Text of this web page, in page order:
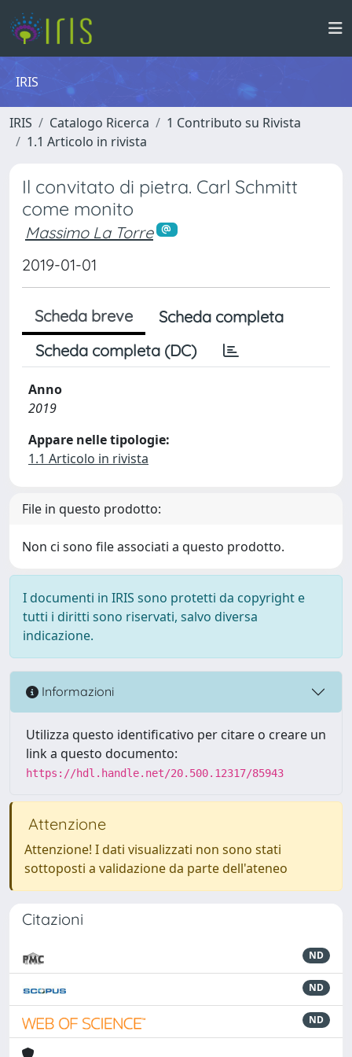
IRIS
IRIS Catalogo Ricerca
1 Contributo su Rivista
1.1 Articolo in rivista
Il convitato di pietra. Carl Schmitt
come monito
Massimo La Torre
2019-01-01
Scheda breve
Scheda completa
Scheda completa (DC)
Anno
2019
Appare nelle tipologie:
1.1 Articolo in rivista
File in questo prodotto:
Non ci sono file associati a questo prodotto.
I documenti in IRIS sono protetti da copyright e
tutti i diritti sono riservati, salvo diversa
indicazione.
Informazioni
Utilizza questo identificativo per citare o creare un
link a questo documento:
https://hdl.handle.net/20.500.12317/85943
Attenzione
Attenzione! I dati visualizzati non sono stati
sottoposti a validazione da parte dell'ateneo
Citazioni
ND
ND
ND